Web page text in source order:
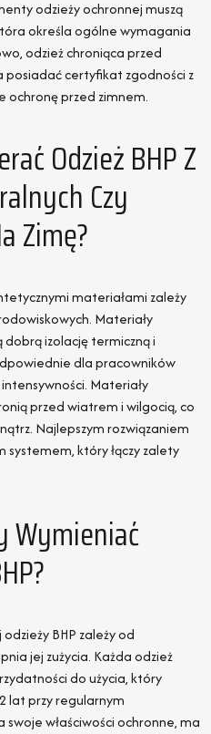
odzieży ochronnej muszą
określa ogólne wymagania
odzież chroniąca przed
certyfikat zgodności z
ochronę przed zimnem.
Odzież BHP Z
Czy
Zimę?
materiałami zależy
Materiały
izolację termiczną i
dla pracowników
Materiały
przed wiatrem i wilgocią, co
Najlepszym rozwiązaniem
systemem, który łączy zalety
Wymieniać
BHP zależy od
jej zużycia. Każda odzież
do użycia, który
lat przy regularnym
swoje właściwości ochronne, ma